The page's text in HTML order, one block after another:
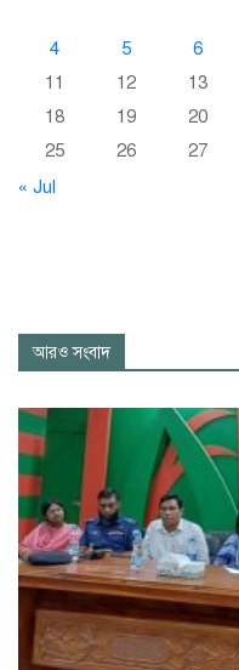
4
5 6
11
12 13
18
19 20
25
26 27
« Jul
আরও সংবাদ